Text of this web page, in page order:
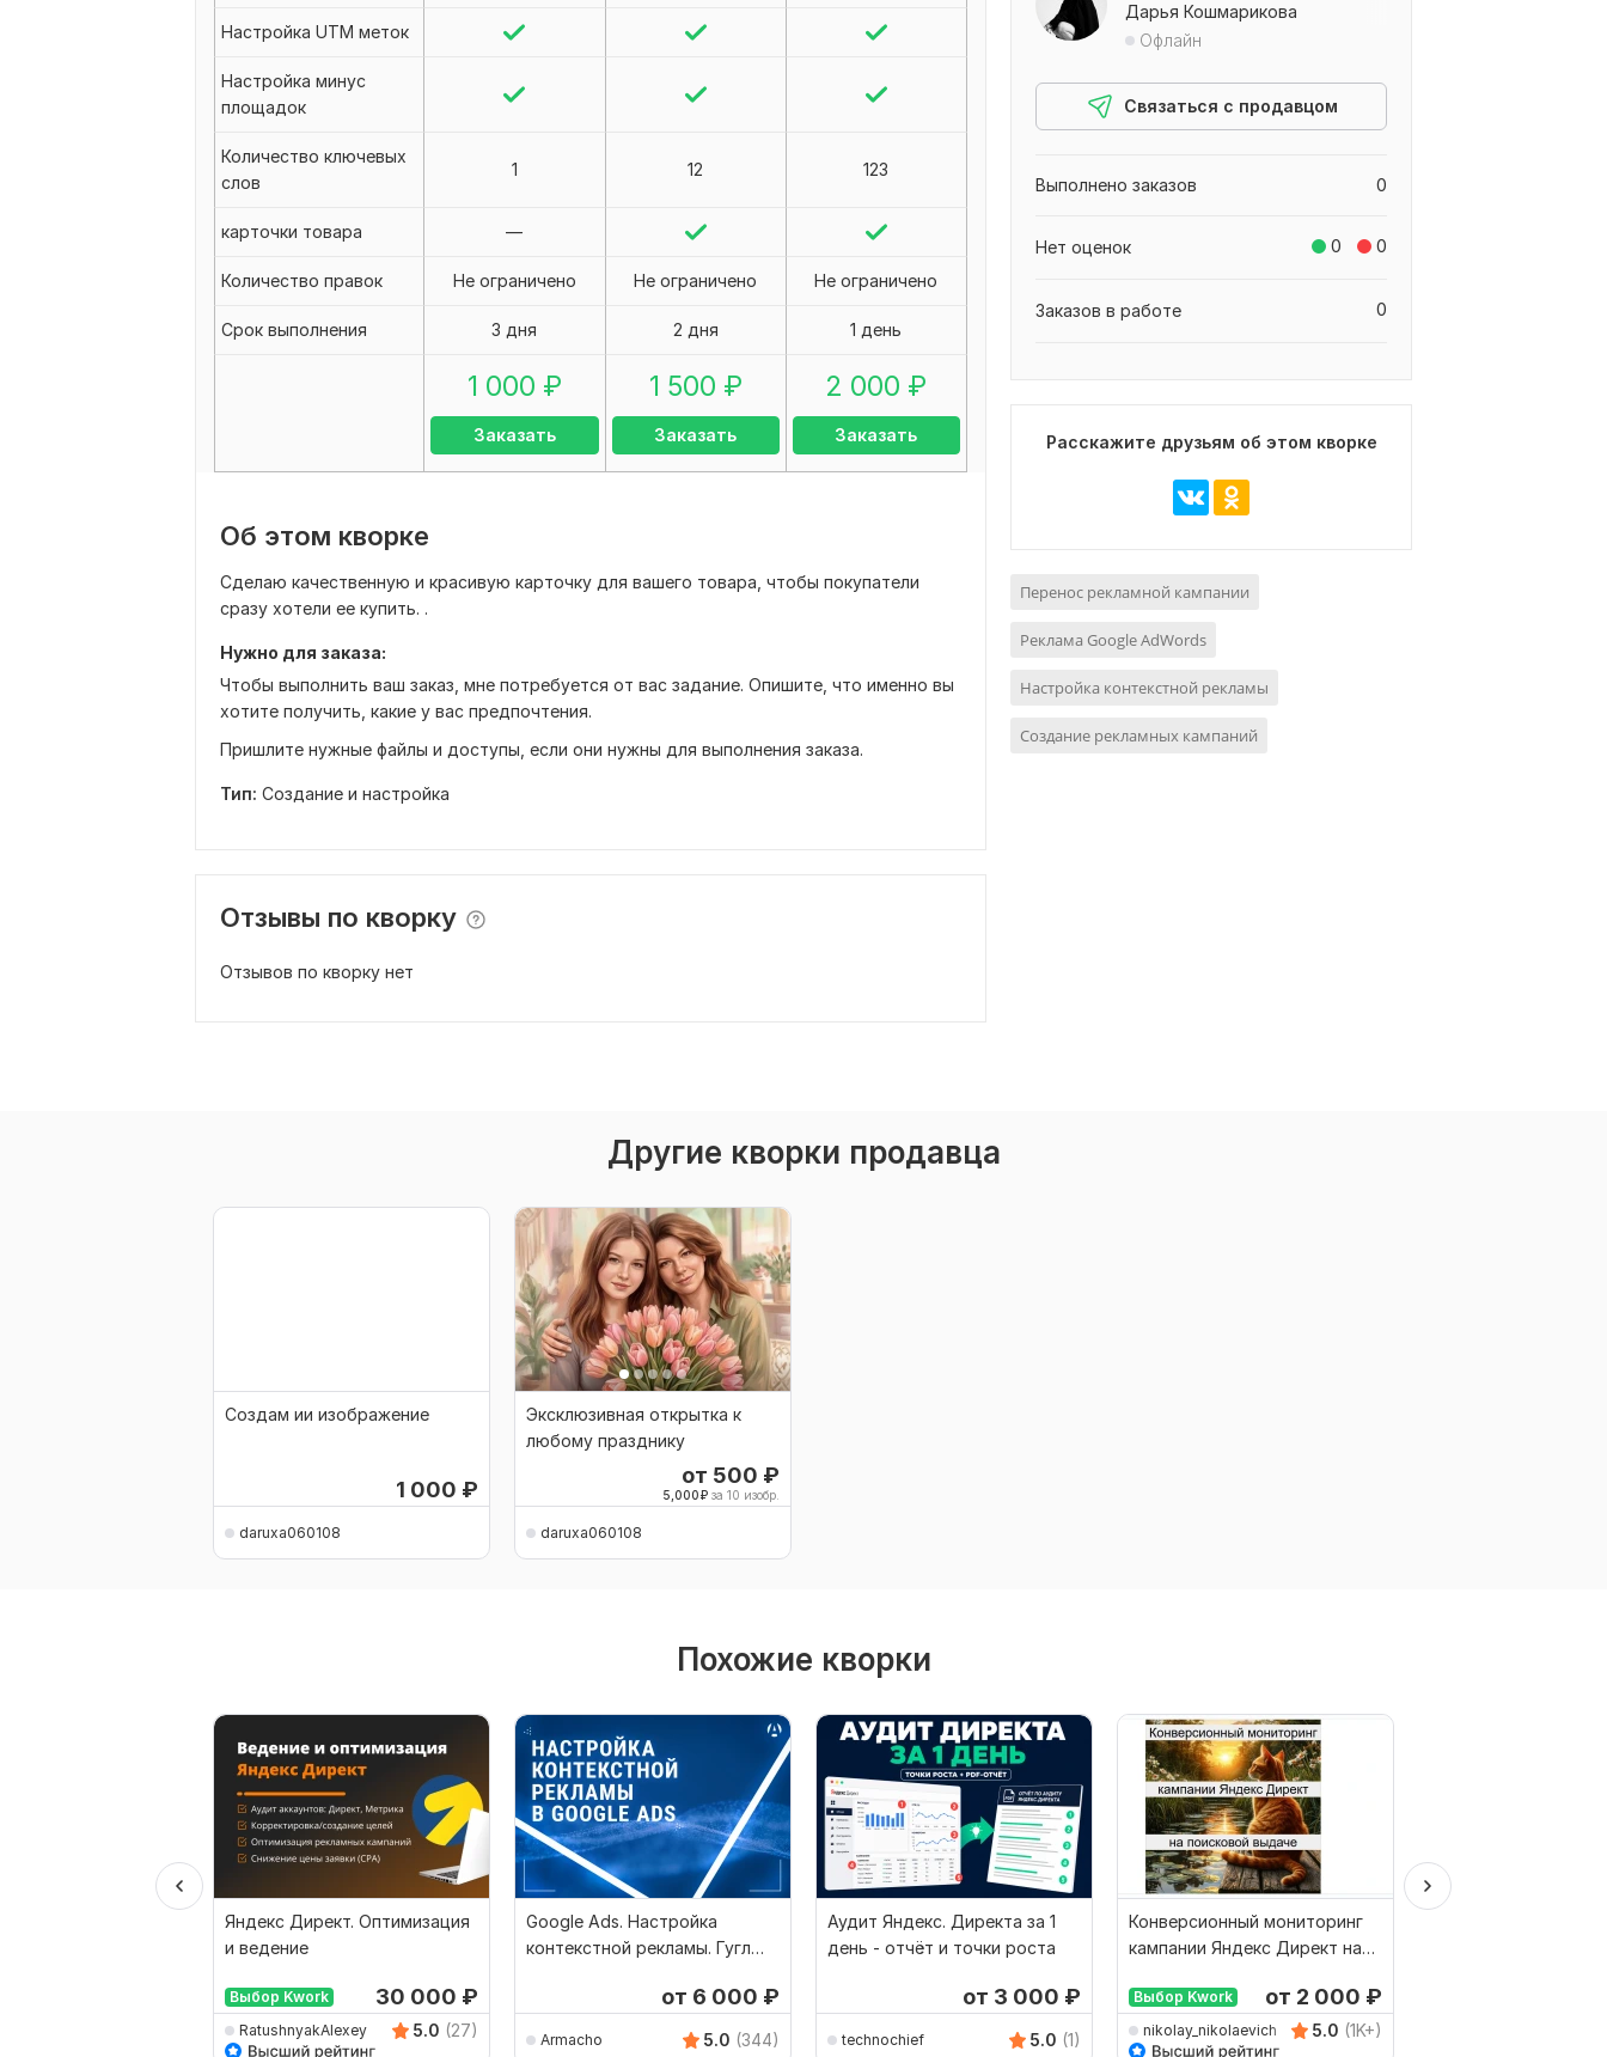
Настройка UTM меток
Настройка минус
площадок
Количество ключевых
слов
1 12 123
карточки товара —
Количество правок Не ограничено Не ограничено Не ограничено
Срок выполнения 3 дня 2 дня 1 день
1 000 ₽
Заказать
1 500 ₽
Заказать
2 000 ₽
Заказать
Об этом кворке
Сделаю качественную и красивую карточку для вашего товара, чтобы покупатели
сразу хотели ее купить. .
Нужно для заказа:
Чтобы выполнить ваш заказ, мне потребуется от вас задание. Опишите, что именно вы
хотите получить, какие у вас предпочтения.
Пришлите нужные файлы и доступы, если они нужны для выполнения заказа.
Тип: Создание и настройка
Отзывы по кворку
Отзывов по кворку нет
Дарья Кошмарикова
Офлайн
Связаться с продавцом
0
Выполнено заказов
0 0
Нет оценок
0
Заказов в работе
Расскажите друзьям об этом кворке
Перенос рекламной кампании
Реклама Google AdWords
Настройка контекстной рекламы
Создание рекламных кампаний
Другие кворки продавца
Создам ии изображение
1 000 ₽
daruxa060108
Эксклюзивная открытка к
любому празднику
от 500 ₽
5,000₽ за 10 изобр.
daruxa060108
Похожие кворки
Яндекс Директ. Оптимизация
и ведение
Выбор Kwork 30 000 ₽
RatushnyakAlexey 5.0 (27)
Google Ads. Настройка
контекстной рекламы. Гугл
от 6 000 ₽
Armacho 5.0 (344)
Аудит Яндекс. Директа за 1
день - отчёт и точки роста
от 3 000 ₽
technochief 5.0 (1)
Конверсионный мониторинг
кампании Яндекс Директ на
Выбор Kwork от 2 000 ₽
nikolay_nikolaevich 5.0 (1K+)